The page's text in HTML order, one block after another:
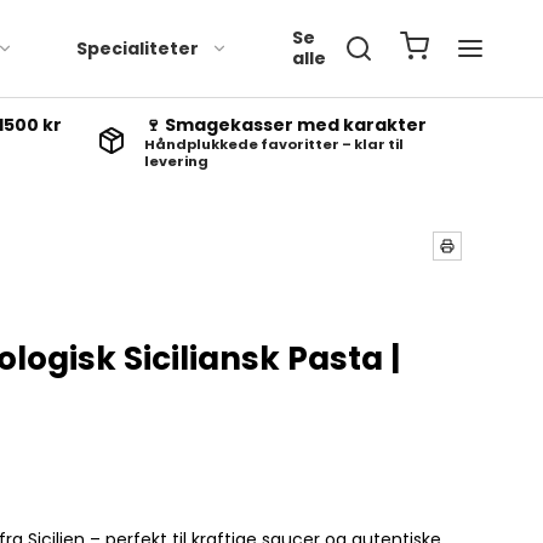
Specialiteter
Se
alle
kr 🍷 Smagekasser med karakter
Håndplukkede favoritter – klar til
levering
Siciliansk Pasta |